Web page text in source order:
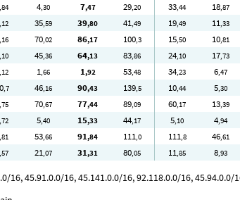
,84 4,30 7,47 29,20 33,44 18,87
,12 35,59 39,80 41,49 19,49 11,33
,16 70,02 86,17 100,3 15,50 10,81
,10 45,36 64,13 83,86 24,10 17,73
,12 1,66 1,92 53,48 34,23 6,47
,7 46,16 90,43 139,5 10,44 5,30
,75 70,67 77,44 89,09 60,17 13,39
,72 5,40 15,33 44,17 5,10 4,94
,81 53,66 91,84 111,0 111,8 46,61
,57 21,07 31,31 80,05 11,85 8,93
45.91.0.0/16, 45.141.0.0/16, 92.118.0.0/16, 45.94.0.0/